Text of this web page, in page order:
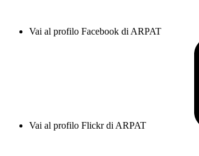
Vai al profilo Facebook di ARPAT
Vai al profilo Flickr di ARPAT